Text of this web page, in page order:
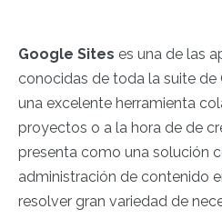
Google Sites es una de las
conocidas de toda la suite de
una excelente herramienta
proyectos o a la hora de de
presenta como una solución
administración de contenido
resolver gran variedad de